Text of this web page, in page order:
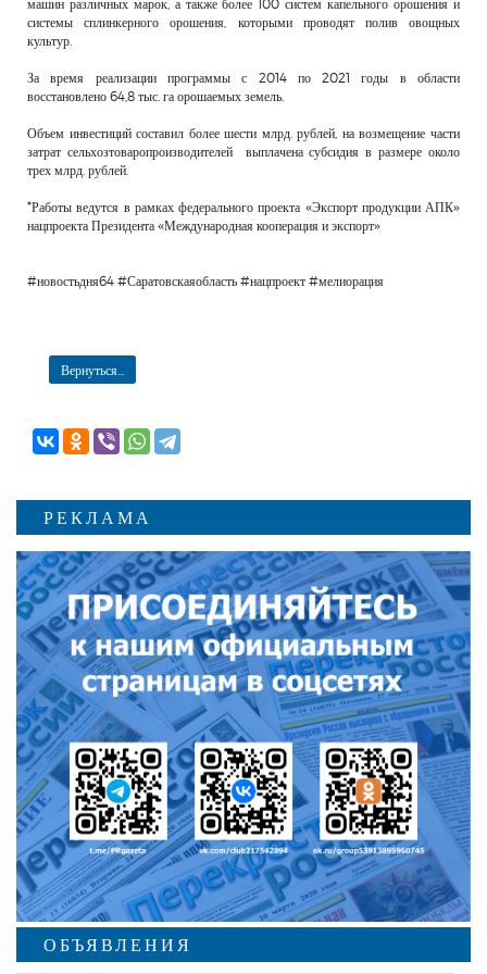
системы сплинкерного орошения, которыми проводят полив овощных
культур.
За время реализации программы с 2014 по 2021 годы в области
восстановлено 64,8 тыс. га орошаемых земель.
Объем инвестиций составил более шести млрд. рублей, на возмещение части
затрат сельхозтоваропроизводителей выплачена субсидия в размере около
трех млрд. рублей.
*Работы ведутся в рамках федерального проекта «Экспорт продукции АПК»
нацпроекта Президента «Международная кооперация и экспорт»
#новостьдня64 #Саратовскаяобласть #нацпроект #мелиорация
Вернуться...
РЕКЛАМА
ОБЪЯВЛЕНИЯ